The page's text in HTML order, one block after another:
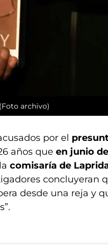
archivo)
por el
años que en junio de
comisaría de
concluyeran
desde una reja y